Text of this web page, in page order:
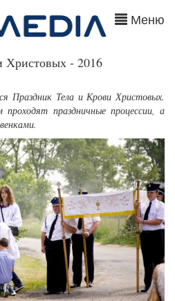
Меню
Христовых - 2016
Праздник Тела и Крови Христовых.
праздничные процессии, а